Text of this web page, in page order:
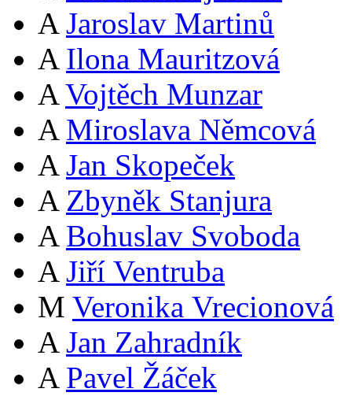
A Jaroslav Martinů
A Ilona Mauritzová
A Vojtěch Munzar
A Miroslava Němcová
A Jan Skopeček
A Zbyněk Stanjura
A Bohuslav Svoboda
A Jiří Ventruba
M Veronika Vrecionová
A Jan Zahradník
A Pavel Žáček